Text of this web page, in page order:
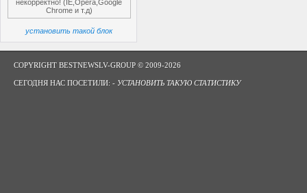
некорректно! (IE,Opera,Google
Chrome и т.д)
установить такой блок
COPYRIGHT BESTNEWSLV-GROUP © 2009-2026
СЕГОДНЯ НАС ПОСЕТИЛИ: - УСТАНОВИТЬ ТАКУЮ СТАТИСТИКУ